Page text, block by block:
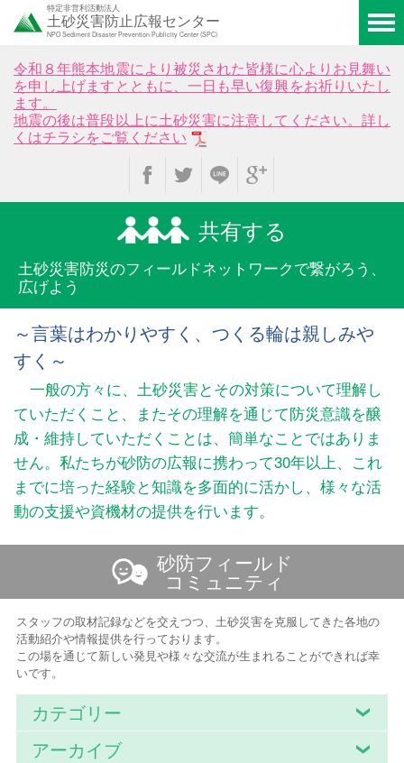
特定非営利活動法人
土砂災害防止広報センター
NPO Sediment Disaster Prevention Publicity Center (SPC)
令和８年熊本地震により被災された皆様に心よりお見舞い
を申し上げますとともに、一日も早い復興をお祈りいたし
ます。
地震の後は普段以上に土砂災害に注意してください。詳し
くはチラシをご覧ください
共有する
土砂災害防災のフィールドネットワークで繋がろう、
広げよう
～言葉はわかりやすく、つくる輪は親しみや
すく～
一般の方々に、土砂災害とその対策について理解し
ていただくこと、またその理解を通じて防災意識を醸
成・維持していただくことは、簡単なことではありま
せん。私たちが砂防の広報に携わって30年以上、これ
までに培った経験と知識を多面的に活かし、様々な活
動の支援や資機材の提供を行います。
砂防フィールド
コミュニティ
スタッフの取材記録などを交えつつ、土砂災害を克服してきた各地の
活動紹介や情報提供を行っております。
この場を通じて新しい発見や様々な交流が生まれることができれば幸
いです。
カテゴリー
アーカイブ